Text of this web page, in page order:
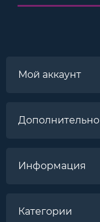
Мой аккаунт
Дополнительно
Информация
Категории